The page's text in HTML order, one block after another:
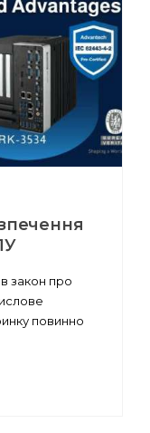
закон про
повинно